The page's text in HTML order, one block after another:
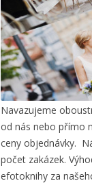
Navazujeme
od nás nebo přímo
ceny objednávky.
počet zakázek.
efotoknihy za